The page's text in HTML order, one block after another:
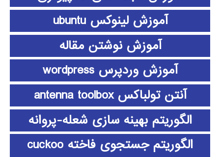
آموزش لینوکس ubuntu
آموزش نوشتن مقاله
آموزش وردپرس wordpress
آنتن تولباکس antenna toolbox
الگوریتم بهینه سازی شعله-پروانه
الگوریتم جستجوی فاخته cuckoo